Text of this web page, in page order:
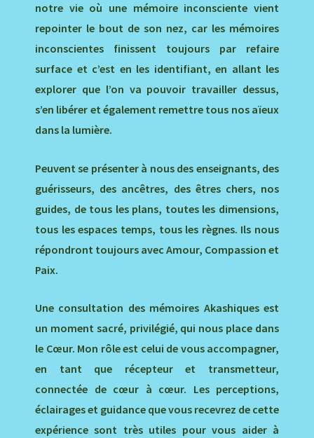
notre vie où une mémoire inconsciente vient
repointer le bout de son nez, car les mémoires
inconscientes finissent toujours par refaire
surface et c’est en les identifiant, en allant les
explorer que l’on va pouvoir travailler dessus,
s’en libérer et également remettre tous nos aïeux
dans la lumière.
Peuvent se présenter à nous des enseignants, des
guérisseurs, des ancêtres, des êtres chers, nos
guides, de tous les plans, toutes les dimensions,
tous les espaces temps, tous les règnes. Ils nous
répondront toujours avec Amour, Compassion et
Paix.
Une consultation des mémoires Akashiques est
un moment sacré, privilégié, qui nous place dans
le Cœur. Mon rôle est celui de vous accompagner,
en tant que récepteur et transmetteur,
connectée de cœur à cœur. Les perceptions,
éclairages et guidance que vous recevrez de cette
expérience sont très utiles pour vous aider à